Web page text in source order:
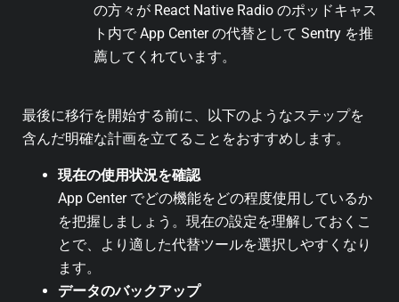
の方々が React Native Radio のポッドキャス
ト内で App Center の代替として Sentry を推
薦してくれています。
最後に移行を開始する前に、以下のようなステップを
含んだ明確な計画を立てることをおすすめします。
現在の使用状況を確認
App Center でどの機能をどの程度使用しているか
を把握しましょう。現在の設定を理解しておくこ
とで、より適した代替ツールを選択しやすくなり
ます。
データのバックアップ